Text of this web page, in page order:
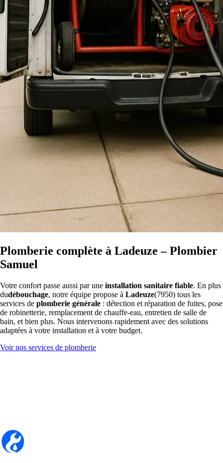
Plomberie complète à Ladeuze – Plombier
Samuel
Votre confort passe aussi par une installation sanitaire fiable. En plus
dudébouchage, notre équipe propose à Ladeuze(7950) tous les
services de plomberie générale : détection et réparation de fuites, pose
de robinetterie, remplacement de chauffe-eau, entretien de salle de
bain, et bien plus. Nous intervenons rapidement avec des solutions
adaptées à votre installation et à votre budget.
Voir nos services de plomberie